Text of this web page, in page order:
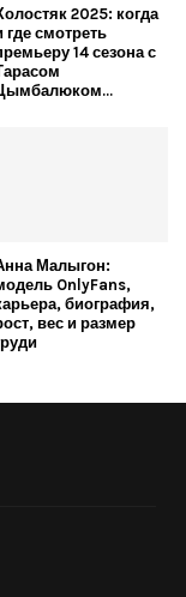
2025: когда
где смотреть
14 сезона с
Малыгон:
OnlyFans,
биография,
вес и размер